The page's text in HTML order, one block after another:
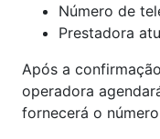
Número de
Prestadora
Após a
operadora
fornecerá o